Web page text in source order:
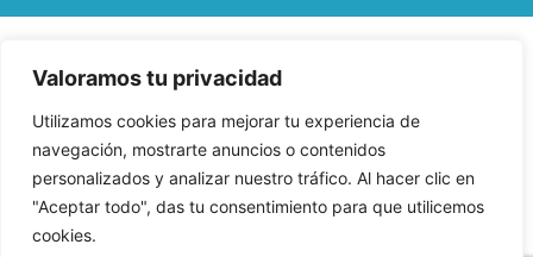
Valoramos tu privacidad
Utilizamos cookies para mejorar tu experiencia de
navegación, mostrarte anuncios o contenidos
personalizados y analizar nuestro tráfico. Al hacer clic en
"Aceptar todo", das tu consentimiento para que utilicemos
cookies.